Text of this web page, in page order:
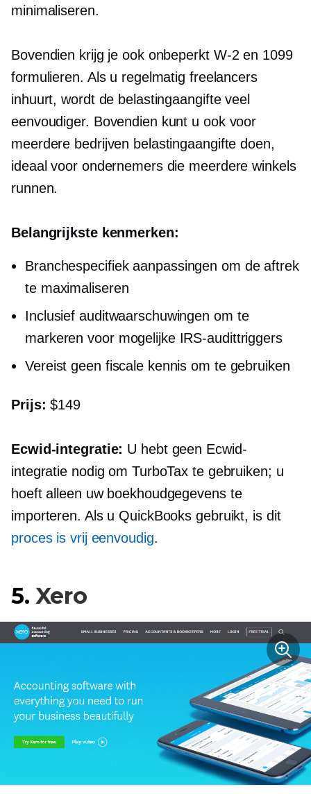
minimaliseren.
Bovendien krijg je ook onbeperkt W-2 en 1099
formulieren. Als u regelmatig freelancers
inhuurt, wordt de belastingaangifte veel
eenvoudiger. Bovendien kunt u ook voor
meerdere bedrijven belastingaangifte doen,
ideaal voor ondernemers die meerdere winkels
runnen.
Belangrijkste kenmerken:
Branchespecifiekaanpassingen om de aftrek
te maximaliseren
Inclusief auditwaarschuwingen om te
markeren voor mogelijke IRS-audittriggers
Vereist geen fiscale kennis om te gebruiken
Prijs:$149
Ecwid-integratie: U hebt geen Ecwid-
integratie nodig om TurboTax te gebruiken; u
hoeft alleen uw boekhoudgegevens te
importeren. Als u QuickBooks gebruikt, is dit
proces is vrij eenvoudig.
5. Xero